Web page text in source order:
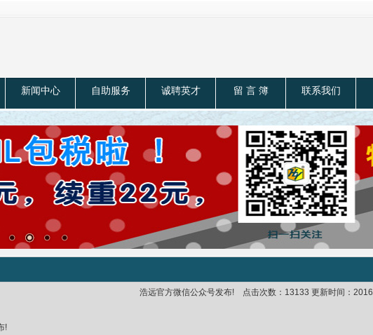
新闻中心 自助服务 诚聘英才 留 言 簿 联系我们
浩远官方微信公众号发布! 点击次数：13133 更新时间：
!